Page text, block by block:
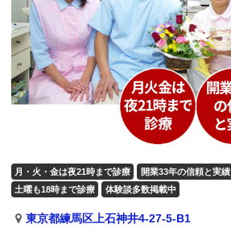
月・火・金は夜21時まで診療 開業33年の信頼と実績
土曜も18時まで診療
体験談多数掲載中
東京都練馬区上石神井4-27-5-B1